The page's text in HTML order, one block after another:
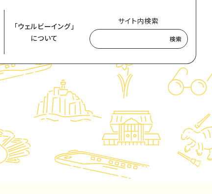
「ウェルビーイング」
について
サイト内検索
検索